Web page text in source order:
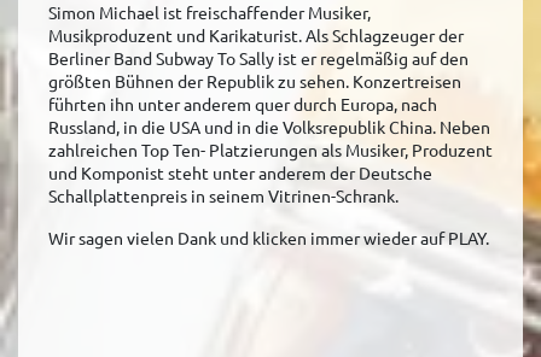
Simon Michael ist freischaffender Musiker,
Musikproduzent und Karikaturist. Als Schlagzeuger der
Berliner Band Subway To Sally ist er regelmäßig auf den
größten Bühnen der Republik zu sehen. Konzertreisen
führten ihn unter anderem quer durch Europa, nach
Russland, in die USA und in die Volksrepublik China. Neben
zahlreichen Top Ten- Platzierungen als Musiker, Produzent
und Komponist steht unter anderem der Deutsche
Schallplattenpreis in seinem Vitrinen-Schrank.
Wir sagen vielen Dank und klicken immer wieder auf PLAY.